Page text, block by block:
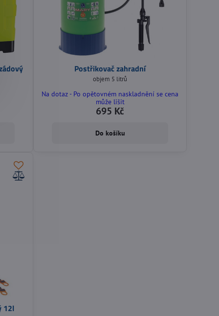
Postřikovač zahradní
objem 5 litrů
Na dotaz - Po opětovném naskladnění se cena
může lišit
695 Kč
Do košíku
12l